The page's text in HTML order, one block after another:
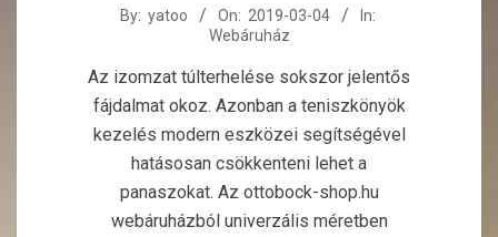
2019-
04
By: yatoo On: 2019-03-04
In:
Webáruház
Az izomzat túlterhelése sokszor jelentős
fájdalmat okoz. Azonban a teniszkönyök
kezelés modern eszközei segítségével
hatásosan csökkenteni lehet a
panaszokat. Az ottobock-shop.hu
webáruházból univerzális méretben